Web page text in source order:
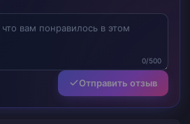
0/500
Отправить отзыв